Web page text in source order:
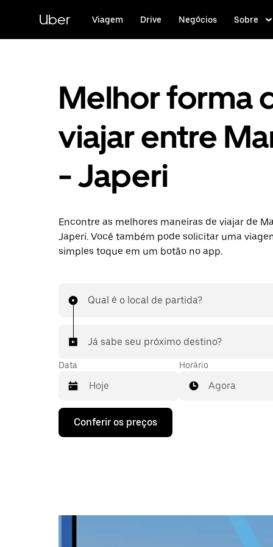
conteúdo
Uber Viagem Drive Negócios Sobre
Melhor forma
viajar entre
- Japeri
Encontre as melhores maneiras de viajar de
Japeri. Você também pode solicitar uma
simples toque em um botão no app.
Qual é o local de partida?
Já sabe seu próximo destino?
Data
Pressione
seta
calendário
Horário
Agora
Conferir os preços